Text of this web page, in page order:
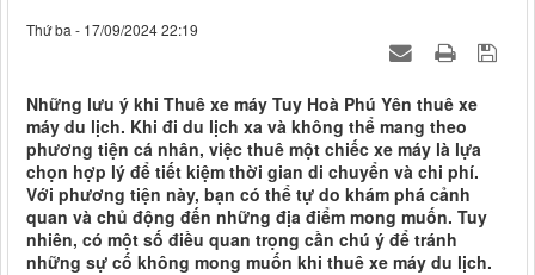
Thứ ba - 17/09/2024 22:19
Những lưu ý khi Thuê xe máy Tuy Hoà Phú Yên thuê xe
máy du lịch. Khi đi du lịch xa và không thể mang theo
phương tiện cá nhân, việc thuê một chiếc xe máy là lựa
chọn hợp lý để tiết kiệm thời gian di chuyển và chi phí.
Với phương tiện này, bạn có thể tự do khám phá cảnh
quan và chủ động đến những địa điểm mong muốn. Tuy
nhiên, có một số điều quan trọng cần chú ý để tránh
những sự cố không mong muốn khi thuê xe máy du lịch.